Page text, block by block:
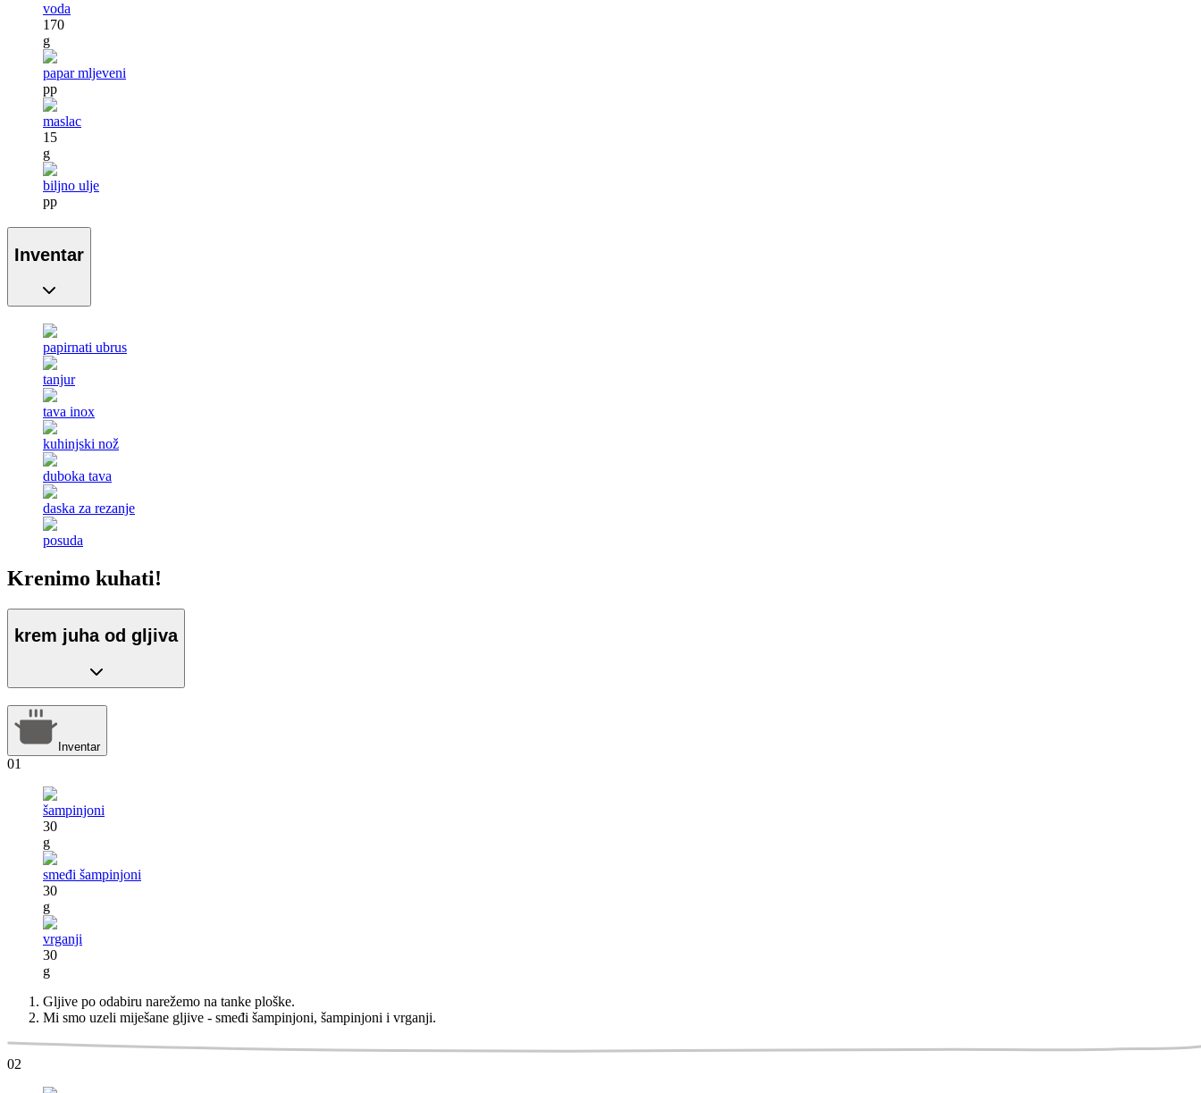
voda
170
g
papar mljeveni
pp
maslac
15
g
biljno ulje
pp
Inventar
papirnati ubrus
tanjur
tava inox
kuhinjski nož
duboka tava
daska za rezanje
posuda
Krenimo kuhati!
krem juha od gljiva
Inventar
01
šampinjoni
30
g
smeđi šampinjoni
30
g
vrganji
30
g
Gljive po odabiru narežemo na tanke ploške.
Mi smo uzeli miješane gljive - smeđi šampinjoni, šampinjoni i vrganji.
02